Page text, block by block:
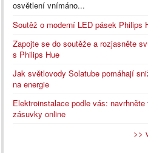
osvětlení vnímáno...
Soutěž o moderní LED pásek Philips
Zapojte se do soutěže a rozjasněte
s Philips Hue
Jak světlovody Solatube pomáhají
na energie
Elektroinstalace podle vás:
zásuvky online
>>